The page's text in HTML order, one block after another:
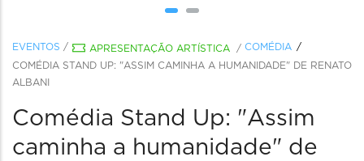
EVENTOS / APRESENTAÇÃO ARTÍSTICA / COMÉDIA
COMÉDIA STAND UP: "ASSIM CAMINHA A HUMANIDADE" DE RENATO
ALBANI
Comédia Stand Up: "Assim
caminha a humanidade" de